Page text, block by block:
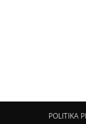
POLITIKA